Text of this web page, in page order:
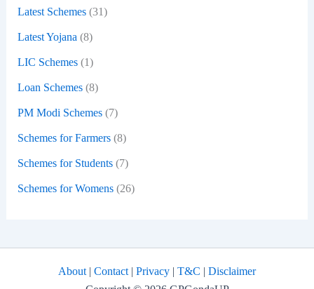
Latest Schemes(31)
Latest Yojana (8)
LIC Schemes(1)
Loan Schemes(8)
PM Modi Schemes(7)
Schemes for Farmers(8)
Schemes for Students(7)
Schemes for Womens(26)
About | Contact | Privacy | T&C | Disclaimer